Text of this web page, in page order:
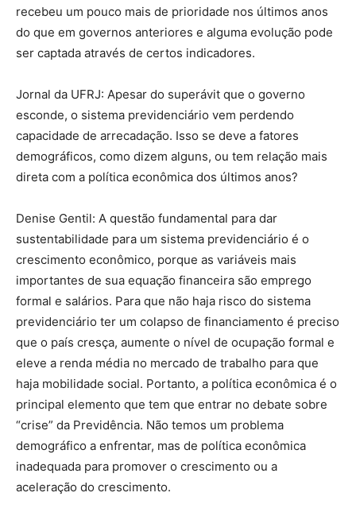
recebeu um pouco mais de prioridade nos últimos anos
do que em governos anteriores e alguma evolução pode
ser captada através de certos indicadores.
Jornal da UFRJ: Apesar do superávit que o governo
esconde, o sistema previdenciário vem perdendo
capacidade de arrecadação. Isso se deve a fatores
demográficos, como dizem alguns, ou tem relação mais
direta com a política econômica dos últimos anos?
Denise Gentil: A questão fundamental para dar
sustentabilidade para um sistema previdenciário é o
crescimento econômico, porque as variáveis mais
importantes de sua equação financeira são emprego
formal e salários. Para que não haja risco do sistema
previdenciário ter um colapso de financiamento é preciso
que o país cresça, aumente o nível de ocupação formal e
eleve a renda média no mercado de trabalho para que
haja mobilidade social. Portanto, a política econômica é o
principal elemento que tem que entrar no debate sobre
“crise” da Previdência. Não temos um problema
demográfico a enfrentar, mas de política econômica
inadequada para promover o crescimento ou a
aceleração do crescimento.